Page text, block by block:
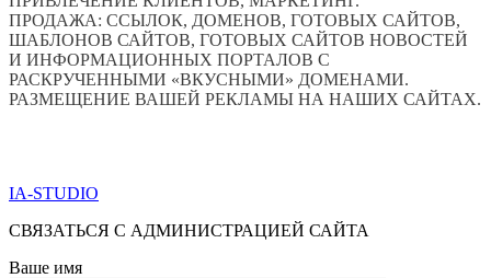
ПРОДАЖА: ССЫЛОК, ДОМЕНОВ, ГОТОВЫХ САЙТОВ,
ШАБЛОНОВ САЙТОВ, ГОТОВЫХ САЙТОВ НОВОСТЕЙ
И ИНФОРМАЦИОННЫХ ПОРТАЛОВ С
РАСКРУЧЕННЫМИ «ВКУСНЫМИ» ДОМЕНАМИ.
РАЗМЕЩЕНИЕ ВАШЕЙ РЕКЛАМЫ НА НАШИХ САЙТАХ.
IA-STUDIO
СВЯЗАТЬСЯ С АДМИНИСТРАЦИЕЙ САЙТА
Ваше имя